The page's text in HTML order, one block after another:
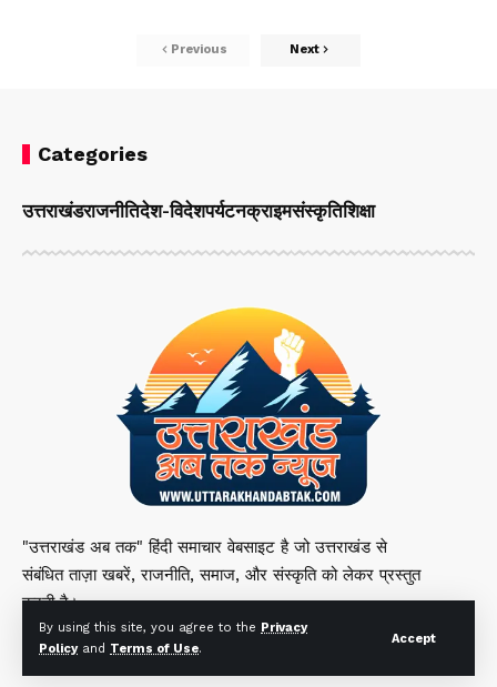
By using this site, you agree to the Privacy
Policyand Terms of Use.
Accept
Previous Next
Categories
उत्तराखंडराजनीतिदेश-विदेशपर्यटनक्राइमसंस्कृतिशिक्षा
"उत्तराखंड अब तक" हिंदी समाचार वेबसाइट है जो उत्तराखंड से
संबंधित ताज़ा खबरें, राजनीति, समाज, और संस्कृति को लेकर प्रस्तुत
करती है।